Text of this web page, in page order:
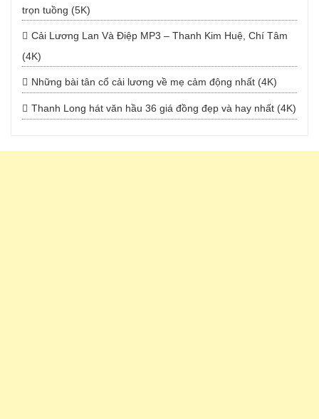
trọn tuồng (5K)
Cải Lương Lan Và Điệp MP3 – Thanh Kim Huệ, Chí Tâm
(4K)
Những bài tân cổ cải lương về mẹ cảm động nhất (4K)
Thanh Long hát văn hầu 36 giá đồng đẹp và hay nhất (4K)